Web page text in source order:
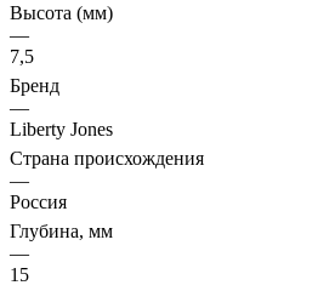
Высота (мм)
—
7,5
Бренд
—
Liberty Jones
Страна происхождения
—
Россия
Глубина, мм
—
15